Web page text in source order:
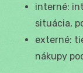
interné:
situácia,
externé:
nákupy